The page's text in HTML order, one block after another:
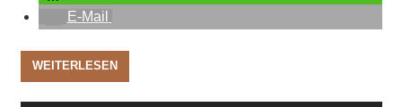
E-Mail
WEITERLESEN